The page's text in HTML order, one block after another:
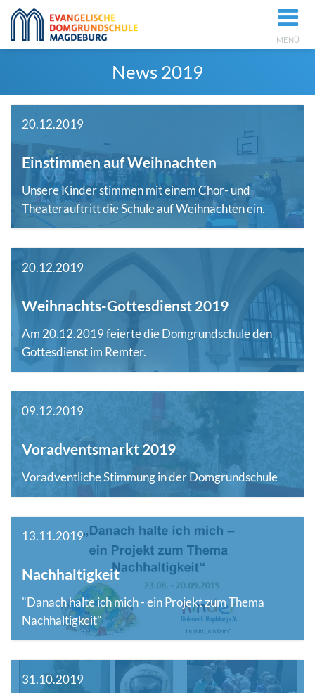
MENÜ
News 2019
20.12.2019
Einstimmen auf Weihnachten
Unsere Kinder stimmen mit einem Chor- und
Theaterauftritt die Schule auf Weihnachten ein.
20.12.2019
Weihnachts-Gottesdienst 2019
Am 20.12.2019 feierte die Domgrundschule den
Gottesdienst im Remter.
09.12.2019
Voradventsmarkt 2019
Voradventliche Stimmung in der Domgrundschule
13.11.2019
Nachhaltigkeit
"Danach halte ich mich - ein Projekt zum Thema
Nachhaltigkeit"
31.10.2019